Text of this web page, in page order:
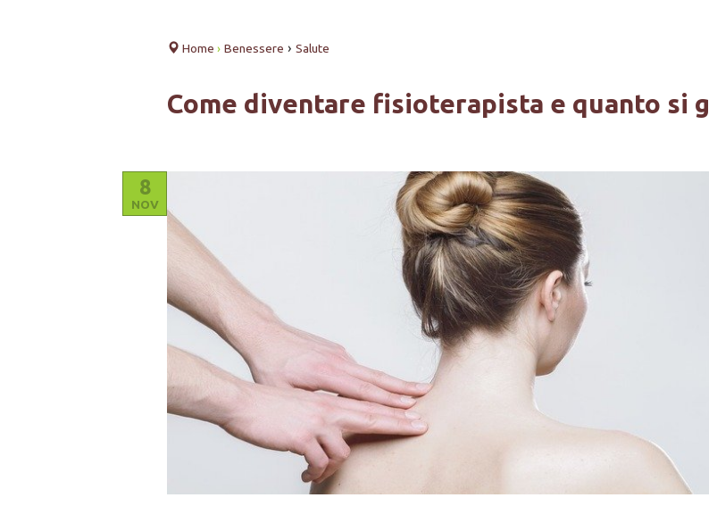
Home › Benessere › Salute
Come diventare fisioterapista e quanto si
8
NOV